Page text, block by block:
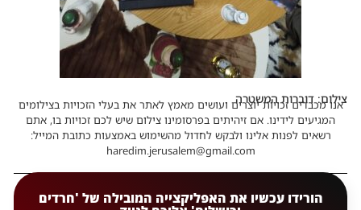
צילום: דוברות המשטרה
אנו מכבדים זכויות יוצרים ועושים מאמץ לאתר את בעלי הזכויות בצילומים
המגיעים לידינו. אם זיהיתים בפרסומינו צילום שיש לכם זכויות בו, אתם
רשאים לפנות אלינו ולבקש לחדול מהשימוש באמצעות כתובת המייל:
haredim.jerusalem@gmail.com
הורידו עכשיו את האפליקצייה המובילה של 'חרדים